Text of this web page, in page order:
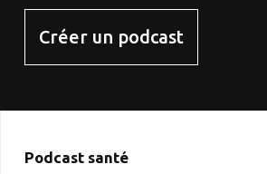
Créer un podcast
Podcast santé